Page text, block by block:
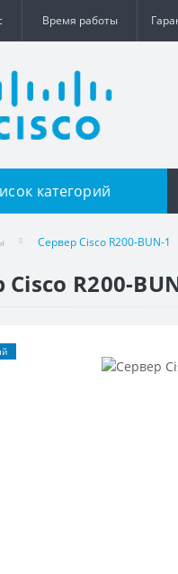
Время работы
категорий
Сервер Cisco R200-BUN-1
Cisco R200-